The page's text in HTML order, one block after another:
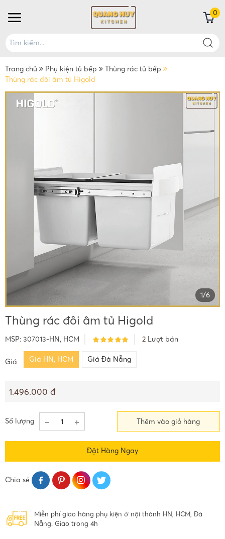
0
Trang chủ Phụ kiện tủ bếp
Thùng rác tủ bếp
Thùng rác đôi âm tủ Higold
1/6
Thùng rác đôi âm tủ Higold
MSP: 307013-HN, HCM 2Lượt bán
Giá Giá HN, HCM Giá Đà Nẵng
1.496.000 đ
Số lượng Thêm vào giỏ hàng
Đặt Hàng Ngay
Chia sẻ
Miễn phí giao hàng phụ kiện ở nội thành HN, HCM, Đà
Nẵng. Giao trong 4h